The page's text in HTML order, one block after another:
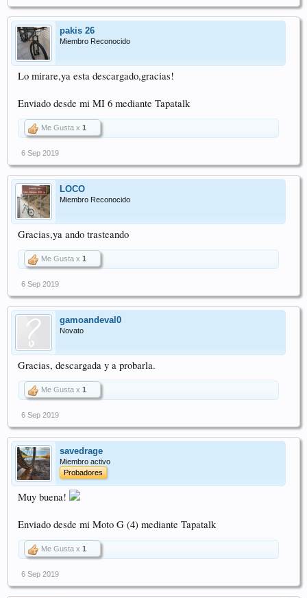
pakis 26
Miembro Reconocido
Lo mirare,ya esta descargado,gracias!
Enviado desde mi MI 6 mediante Tapatalk
Me Gusta x 1
6 Sep 2019
LOCO
Miembro Reconocido
Gracias,ya ando trasteando
Me Gusta x 1
6 Sep 2019
gamoandeval0
Novato
Gracias, descargada y a probarla.
Me Gusta x 1
6 Sep 2019
savedrage
Miembro activo
Probadores
Muy buena!
Enviado desde mi Moto G (4) mediante Tapatalk
Me Gusta x 1
6 Sep 2019